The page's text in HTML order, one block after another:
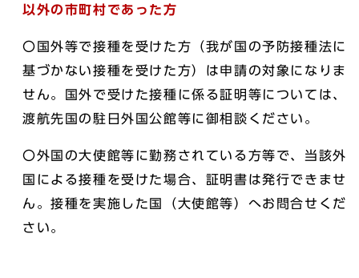
以外の市町村であった方
〇国外等で接種を受けた方（我が国の予防接種法に
基づかない接種を受けた方）は申請の対象になりま
せん。国外で受けた接種に係る証明等については、
渡航先国の駐日外国公館等に御相談ください。
〇外国の大使館等に勤務されている方等で、当該外
国による接種を受けた場合、証明書は発行できませ
ん。接種を実施した国（大使館等）へお問合せくだ
さい。